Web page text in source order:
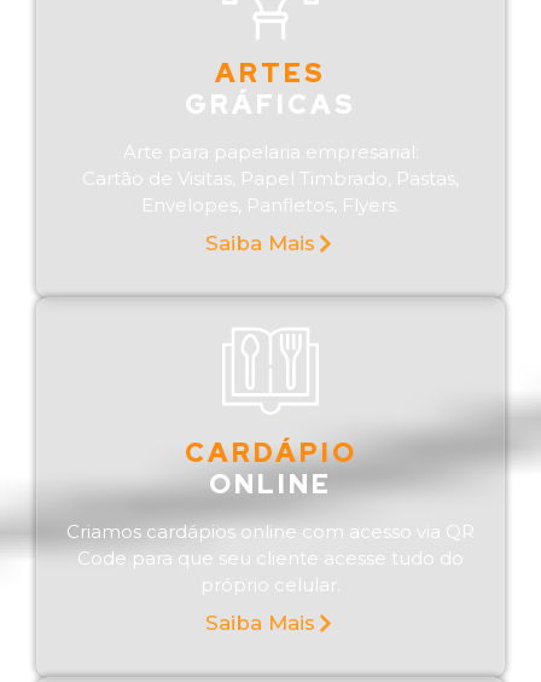
ARTES
GRÁFICAS
Arte para papelaria empresarial:
Cartão de Visitas, Papel Timbrado, Pastas,
Envelopes, Panfletos, Flyers.
Saiba Mais
CARDÁPIO
ONLINE
Criamos cardápios online com acesso via QR
Code para que seu cliente acesse tudo do
próprio celular.
Saiba Mais